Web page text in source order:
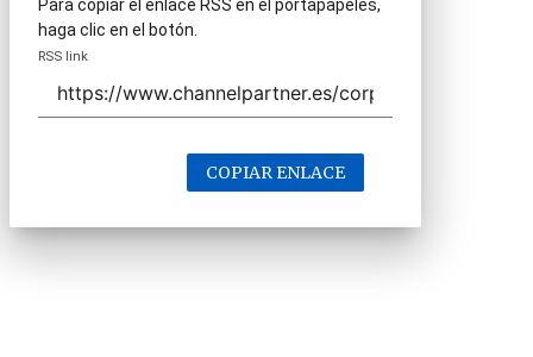
Para copiar el enlace RSS en el portapapeles,
haga clic en el botón.
RSS link
COPIAR ENLACE